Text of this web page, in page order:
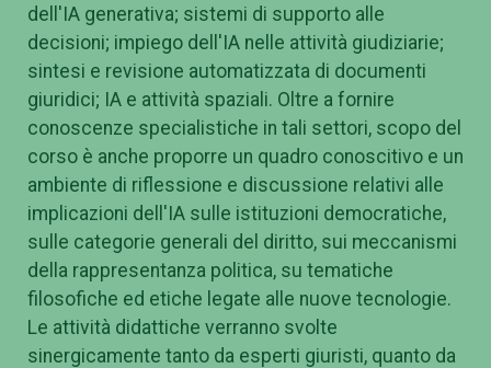
dell'IA generativa; sistemi di supporto alle
decisioni; impiego dell'IA nelle attività giudiziarie;
sintesi e revisione automatizzata di documenti
giuridici; IA e attività spaziali. Oltre a fornire
conoscenze specialistiche in tali settori, scopo del
corso è anche proporre un quadro conoscitivo e un
ambiente di riflessione e discussione relativi alle
implicazioni dell'IA sulle istituzioni democratiche,
sulle categorie generali del diritto, sui meccanismi
della rappresentanza politica, su tematiche
filosofiche ed etiche legate alle nuove tecnologie.
Le attività didattiche verranno svolte
sinergicamente tanto da esperti giuristi, quanto da